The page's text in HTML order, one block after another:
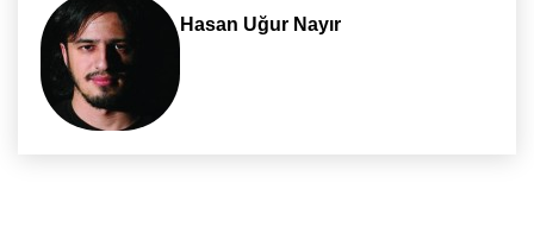
Hasan Uğur Nayır